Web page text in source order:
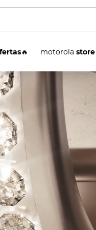
🔥 motorola store